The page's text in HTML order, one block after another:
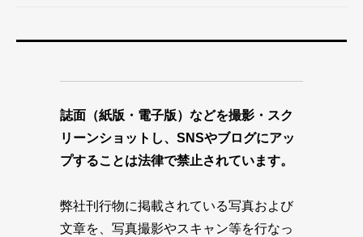
誌面（紙版・電子版）などを撮影・スク
リーンショットし、SNSやブログにアッ
プすることは法律で禁止されています。
弊社刊行物に掲載されている写真および
文章を、写真撮影やスキャン等を行なっ